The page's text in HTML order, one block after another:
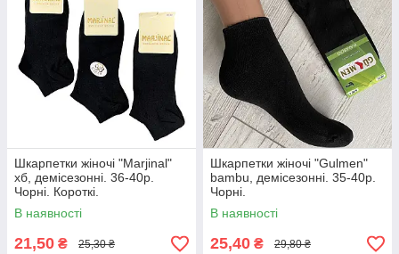
Шкарпетки жіночі "Marjinal"
хб, демісезонні. 36-40р.
Чорні. Короткі.
В наявності
21,50 ₴ 25,30 ₴
Шкарпетки жіночі "Gulmen"
bambu, демісезонні. 35-40р.
Чорні.
В наявності
25,40 ₴ 29,80 ₴